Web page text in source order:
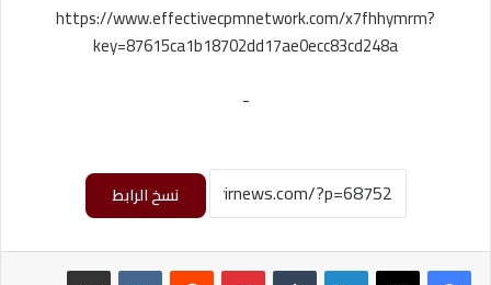
https://www.effectivecpmnetwork.com/x7fhhymrm?
key=87615ca1b18702dd17ae0ecc83cd248a
-
نسخ الرابط
لينكدإن بينتيريست